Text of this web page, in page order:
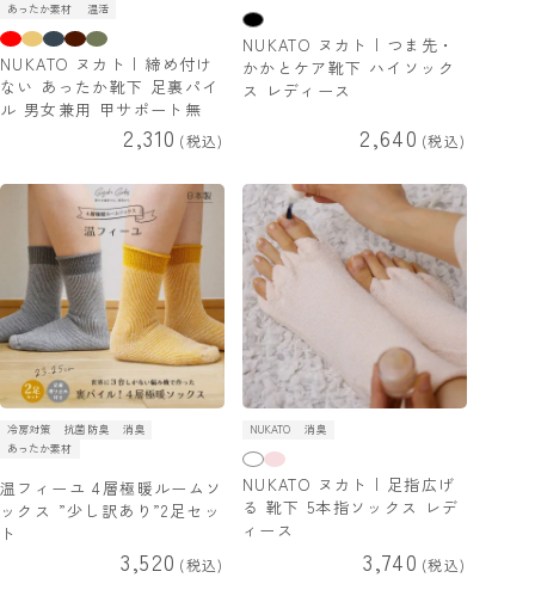
あったか素材
温活
NUKATO ヌカト | 締め付け
ない あったか靴下 足裏パイ
ル 男女兼用 甲サポート無
2,310 税込
NUKATO ヌカト | つま先・
かかとケア靴下 ハイソック
ス レディース
2,640 税込
冷房対策 抗菌防臭
消臭
あったか素材
温フィーユ 4層極暖ルームソ
ックス ”少し訳あり”2足セッ
ト
3,520 税込
NUKATO 消臭
NUKATO ヌカト | 足指広げ
る 靴下 5本指ソックス レデ
ィース
3,740 税込